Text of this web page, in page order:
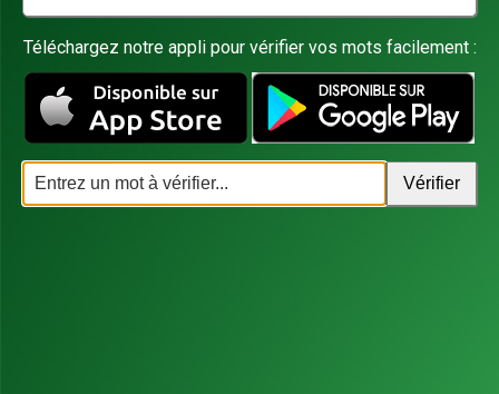
Téléchargez notre appli pour vérifier vos mots facilement :